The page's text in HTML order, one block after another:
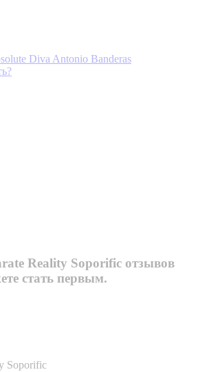
Diva Antonio Banderas
Reality Soporific отзывов
стать первым.
Soporific